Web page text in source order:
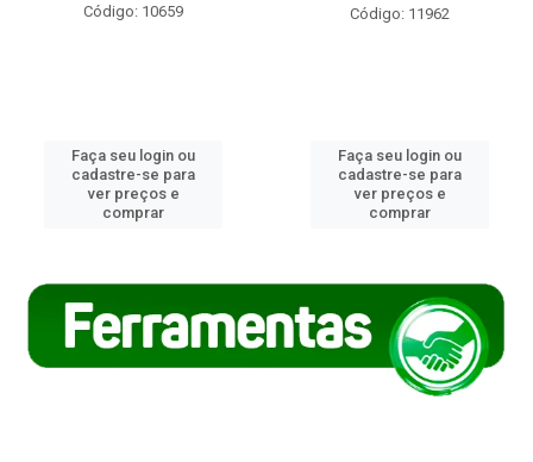
Código: 10659
Faça seu login ou
cadastre-se para
ver preços e
comprar
Código: 11962
Faça seu login ou
cadastre-se para
ver preços e
comprar